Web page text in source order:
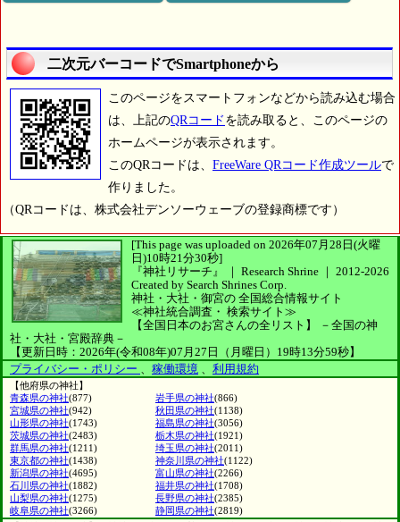
二次元バーコードでSmartphoneから
このページをスマートフォンなどから読み込む場合
は、上記のQRコード を読み取ると、このページの
ホームページが表示されます。
このQRコードは、 FreeWare QRコード作成ツールで
作りました。
（QRコードは、株式会社デンソーウェーブの登録商標です）
[This page was uploaded on 2026年07月28日(火曜
日)10時21分30秒]
『神社リサーチ』 ｜ Research Shrine ｜ 2012-2026
Created by Search Shrines Corp.
神社・大社・御宮の 全国総合情報サイト
≪神社統合調査・ 検索サイト≫
【全国日本のお宮さんの全リスト】
－全国の神
社・大社・宮殿辞典－
【更新日時：2026年(令和08年)07月27日（月曜日）19時13分59秒】
プライバシー・ポリシー 、 稼働環境 、 利用規約
【他府県の神社】
青森県の神社(877) 岩手県の神社(866)
宮城県の神社(942) 秋田県の神社(1138)
山形県の神社(1743) 福島県の神社(3056)
茨城県の神社(2483) 栃木県の神社(1921)
群馬県の神社(1211) 埼玉県の神社(2011)
東京都の神社(1438) 神奈川県の神社(1122)
新潟県の神社(4695) 富山県の神社(2266)
石川県の神社(1882) 福井県の神社(1708)
山梨県の神社(1275) 長野県の神社(2385)
岐阜県の神社(3266) 静岡県の神社(2819)